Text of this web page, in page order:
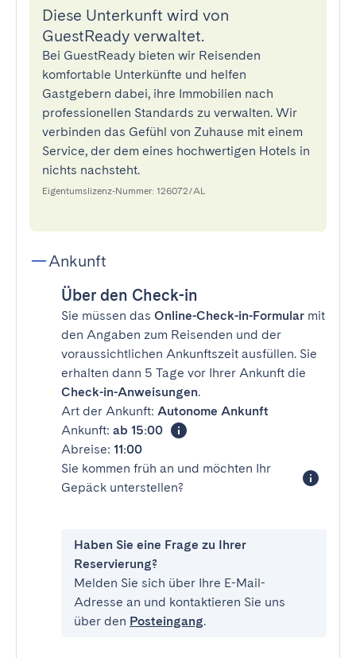
Diese Unterkunft wird von
GuestReady verwaltet.
Bei GuestReady bieten wir Reisenden
komfortable Unterkünfte und helfen
Gastgebern dabei, ihre Immobilien nach
professionellen Standards zu verwalten. Wir
verbinden das Gefühl von Zuhause mit einem
Service, der dem eines hochwertigen Hotels in
nichts nachsteht.
Eigentumslizenz-Nummer: 126072/AL
Ankunft
Über den Check-in
Sie müssen das Online-Check-in-Formular mit
den Angaben zum Reisenden und der
voraussichtlichen Ankunftszeit ausfüllen. Sie
erhalten dann 5 Tage vor Ihrer Ankunft die
Check-in-Anweisungen.
Art der Ankunft: Autonome Ankunft
Ankunft: ab 15:00
Abreise: 11:00
Sie kommen früh an und möchten Ihr
Gepäck unterstellen?
Haben Sie eine Frage zu Ihrer
Reservierung?
Melden Sie sich über Ihre E-Mail-
Adresse an und kontaktieren Sie uns
über den Posteingang.